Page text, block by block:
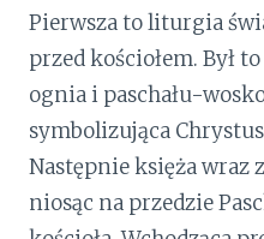
Pierwsza to liturgia
przed kościołem. Był
ognia i paschału-
symbolizująca
Następnie księża wraz
niosąc na przedzie